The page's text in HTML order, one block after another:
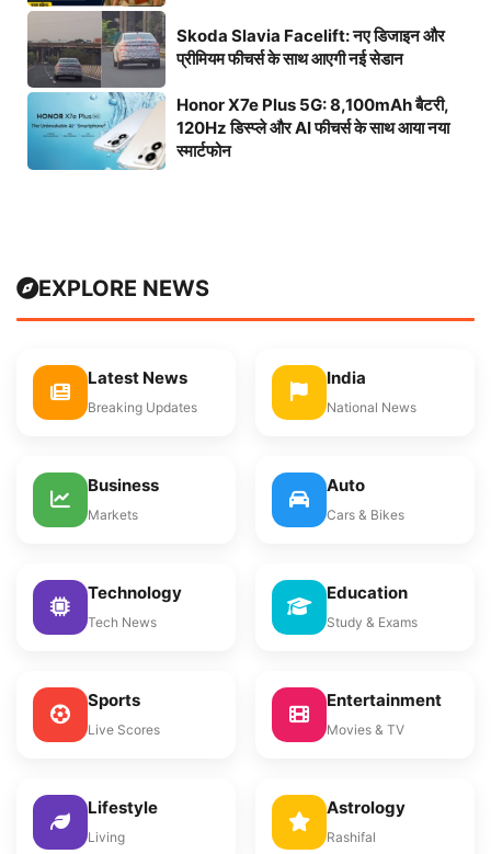
Skoda Slavia Facelift: नए डिजाइन और
प्रीमियम फीचर्स के साथ आएगी नई सेडान
Honor X7e Plus 5G: 8,100mAh बैटरी,
120Hz डिस्प्ले और AI फीचर्स के साथ आया नया
स्मार्टफोन
EXPLORE NEWS
Latest News
Breaking Updates
India
National News
Business
Markets
Auto
Cars & Bikes
Technology
Tech News
Education
Study & Exams
Sports
Live Scores
Entertainment
Movies & TV
Lifestyle
Living
Astrology
Rashifal